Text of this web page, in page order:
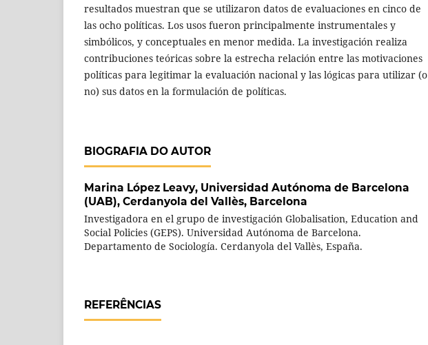
resultados muestran que se utilizaron datos de evaluaciones en cinco de
las ocho políticas. Los usos fueron principalmente instrumentales y
simbólicos, y conceptuales en menor medida. La investigación realiza
contribuciones teóricas sobre la estrecha relación entre las motivaciones
políticas para legitimar la evaluación nacional y las lógicas para utilizar (o
no) sus datos en la formulación de políticas.
BIOGRAFIA DO AUTOR
Marina López Leavy, Universidad Autónoma de Barcelona
(UAB), Cerdanyola del Vallès, Barcelona
Investigadora en el grupo de investigación Globalisation, Education and
Social Policies (GEPS). Universidad Autónoma de Barcelona.
Departamento de Sociología. Cerdanyola del Vallès, España.
REFERÊNCIAS